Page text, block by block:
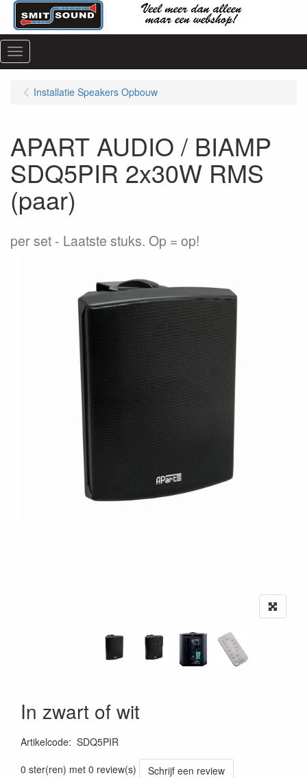
Menu
Installatie Speakers Opbouw
APART AUDIO / BIAMP
SDQ5PIR 2x30W RMS
(paar)
per set Laatste stuks. Op = op!
In zwart of wit
Artikelcode: SDQ5PIR
0 ster(ren) met 0 review(s)
Schrijf een review